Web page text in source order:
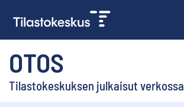
OTOS
Tilastokeskuksen julkaisut verkossa